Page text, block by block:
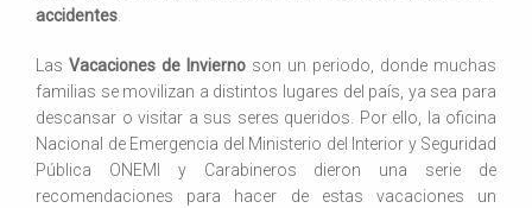
accidentes
Las Vacaciones de Invierno son un periodo, donde muchas
familias se movilizan a distintos lugares del país, ya sea para
descansar o visitar a sus seres queridos. Por ello, la oficina
Nacional de Emergencia del Ministerio del Interior y Seguridad
Pública ONEMI y Carabineros dieron una serie de
recomendaciones para hacer de estas vacaciones un